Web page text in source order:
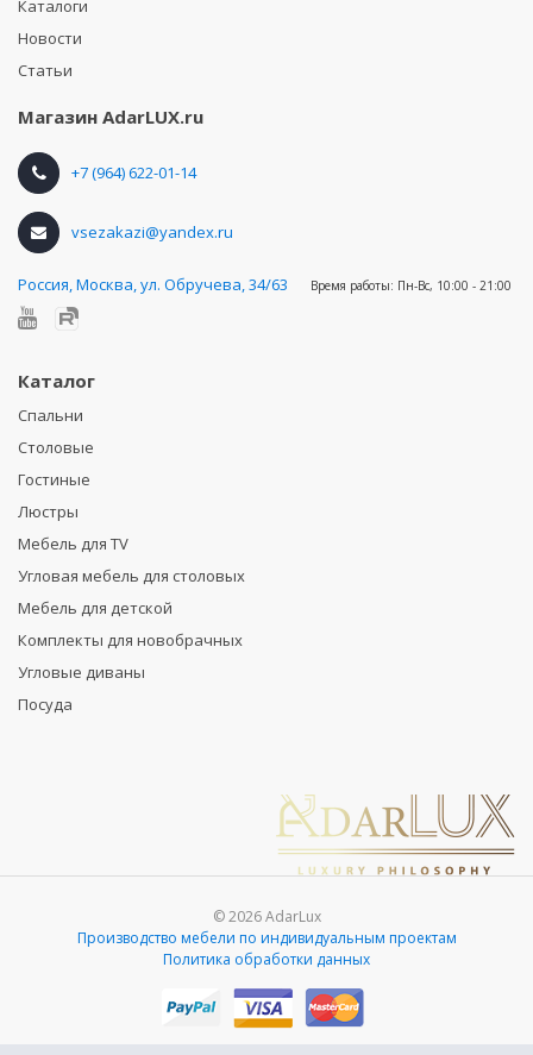
Каталоги
Новости
Статьи
Магазин AdarLUX.ru
+7 (964) 622-01-14
vsezakazi@yandex.ru
Россия,Москва, ул. Обручева, 34/63 Время работы: Пн-Вс, 10:00 - 21:00
Каталог
Спальни
Столовые
Гостиные
Люстры
Мебель для TV
Угловая мебель для столовых
Мебель для детской
Комплекты для новобрачных
Угловые диваны
Посуда
© 2026 AdarLux
Производство мебели по индивидуальным проектам
Политика обработки данных